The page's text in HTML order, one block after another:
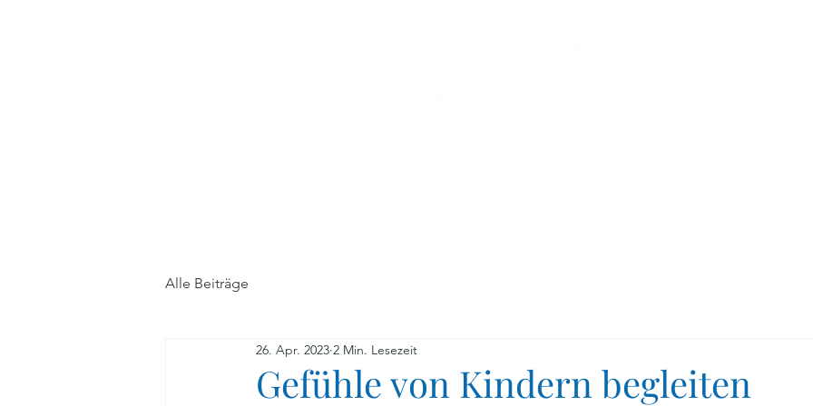
Alle Beiträge
Gefühle von Kindern begleiten
26. Apr. 2023 2 Min. Lesezeit